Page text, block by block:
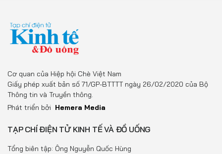
Cơ quan của Hiệp hội Chè Việt Nam
Giấy phép xuất bản số 71/GP-BTTTT ngày 26/02/2020 của Bộ
Thông tin và Truyền thông.
Phát triển bởi Hemera Media
TẠP CHÍ ĐIỆN TỬ KINH TẾ VÀ ĐỒ UỐNG
Tổng biên tập: Ông Nguyễn Quốc Hùng